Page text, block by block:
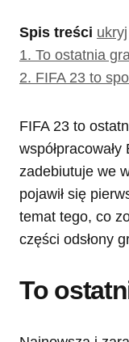
Spis treści ukryj
1. To ostatnia
2. FIFA 23 to
FIFA 23 to
zadebiutuje we
pojawił się
temat tego, co
części odsłony
To